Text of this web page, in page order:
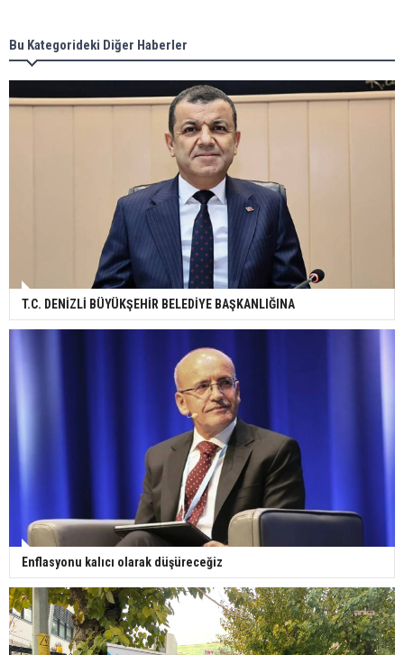
Bu Kategorideki Diğer Haberler
T.C. DENİZLİ BÜYÜKŞEHİR BELEDİYE BAŞKANLIĞINA
Enflasyonu kalıcı olarak düşüreceğiz